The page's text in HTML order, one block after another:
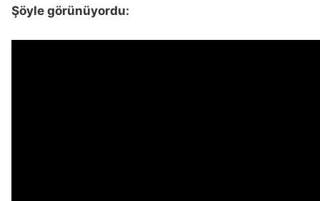
Şöyle görünüyordu: